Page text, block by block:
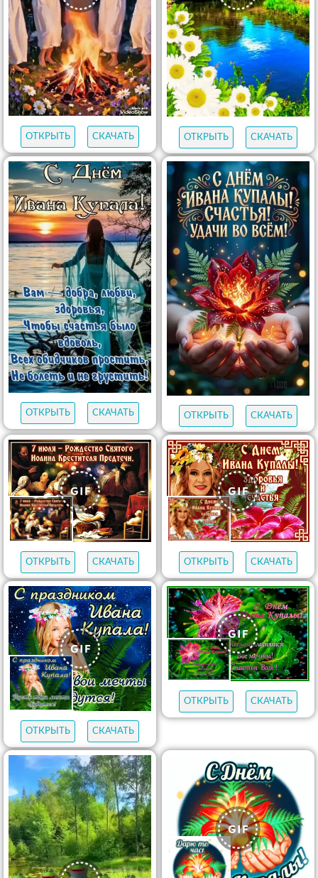
ОТКРЫТЬ СКАЧАТЬ ОТКРЫТЬ СКАЧАТЬ
ОТКРЫТЬ СКАЧАТЬ ОТКРЫТЬ СКАЧАТЬ
ОТКРЫТЬ СКАЧАТЬ ОТКРЫТЬ СКАЧАТЬ
ОТКРЫТЬ СКАЧАТЬ
ОТКРЫТЬ СКАЧАТЬ